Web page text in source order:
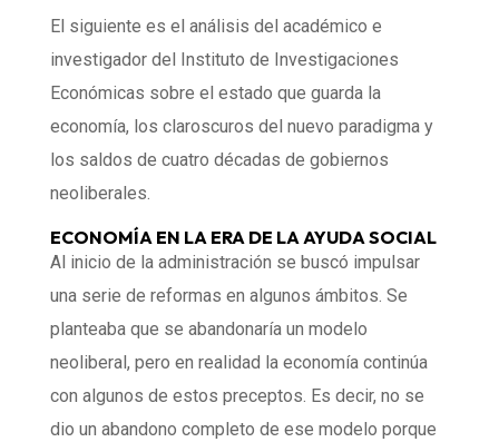
El siguiente es el análisis del académico e
investigador del Instituto de Investigaciones
Económicas sobre el estado que guarda la
economía, los claroscuros del nuevo paradigma y
los saldos de cuatro décadas de gobiernos
neoliberales.
ECONOMÍA EN LA ERA DE LA AYUDA SOCIAL
Al inicio de la administración se buscó impulsar
una serie de reformas en algunos ámbitos. Se
planteaba que se abandonaría un modelo
neoliberal, pero en realidad la economía continúa
con algunos de estos preceptos. Es decir, no se
dio un abandono completo de ese modelo porque